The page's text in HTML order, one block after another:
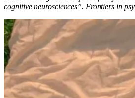
cognitive neurosciences”. Frontiers in